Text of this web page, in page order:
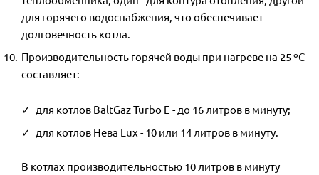
для горячего водоснабжения, что обеспечивает
долговечность котла.
Производительность горячей воды при нагреве на 25 ºС
составляет:
для котлов BaltGaz Turbo E - до 16 литров в минуту;
для котлов Нева Lux - 10 или 14 литров в минуту.
В котлах производительностью 10 литров в минуту